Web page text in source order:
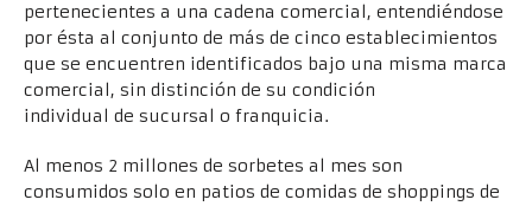
pertenecientes a una cadena comercial, entendiéndose
por ésta al conjunto de más de cinco establecimientos
que se encuentren identificados bajo una misma marca
comercial, sin distinción de su condición
individual de sucursal o franquicia.
Al menos 2 millones de sorbetes al mes son
consumidos solo en patios de comidas de shoppings de